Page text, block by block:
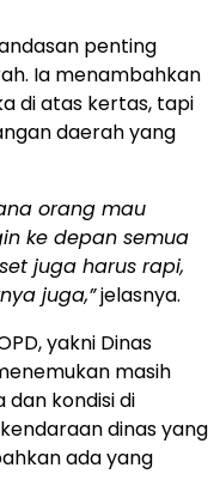
penting
Ia menambahkan
di atas kertas, tapi
daerah yang
orang mau
ke depan semua
juga harus rapi,
juga,”jelasnya.
yakni Dinas
masih
kondisi di
dinas yang
ada yang